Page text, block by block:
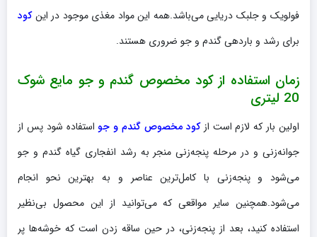
فولویک و جلبک دریایی می‌باشد.همه این مواد مغذی موجود در اینکود
برای رشد و باردهی گندم و جو ضروری هستند.
زمان استفاده از کود مخصوص گندم و جو مایع شوک
20 لیتری
اولین بار که لازم است ازکود مخصوص گندم و جو استفاده شود پس از
جوانه‌زنی و در مرحله پنجه‌زنی منجر به رشد انفجاری گیاه گندم و جو
می‌شود و پنجه‌زنی با کامل‌ترین عناصر و به بهترین نحو انجام
می‌شود.همچنین سایر مواقعی که می‌توانید از این محصول بی‌نظیر
استفاده کنید، بعد از پنجه‌زنی، در حین ساقه زدن است که خوشه‌ها پر